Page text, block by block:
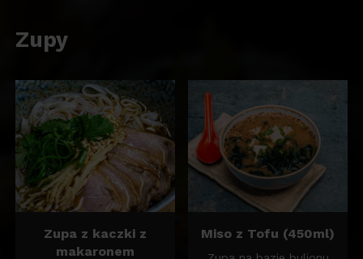
Zupy
Zupa z kaczki z
makaronem
Miso z Tofu (450ml)